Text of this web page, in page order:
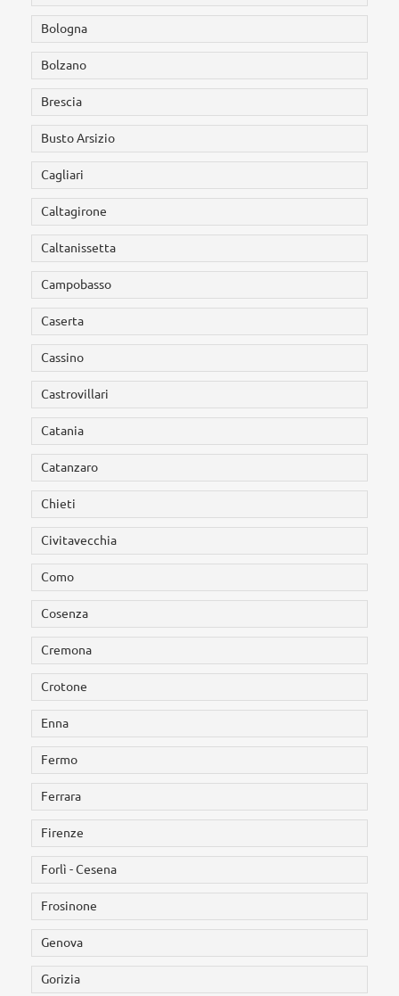
Bologna
Bolzano
Brescia
Busto Arsizio
Cagliari
Caltagirone
Caltanissetta
Campobasso
Caserta
Cassino
Castrovillari
Catania
Catanzaro
Chieti
Civitavecchia
Como
Cosenza
Cremona
Crotone
Enna
Fermo
Ferrara
Firenze
Forlì - Cesena
Frosinone
Genova
Gorizia